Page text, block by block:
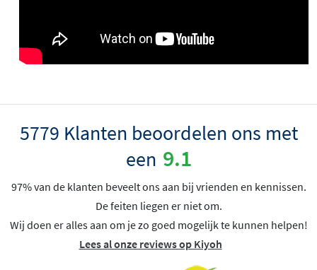
5779 Klanten beoordelen ons met
een 9.1
97% van de klanten beveelt ons aan bij vrienden en kennissen.
De feiten liegen er niet om.
Wij doen er alles aan om je zo goed mogelijk te kunnen helpen!
Lees al onze reviews op Kiyoh